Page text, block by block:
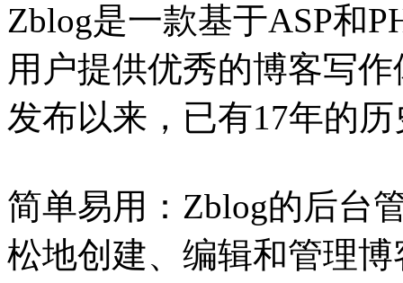
Zblog是一款基于ASP和
用户提供优秀的博客写
发布以来，已有17年的
简单易用：Zblog的后台
松地创建、编辑和管理